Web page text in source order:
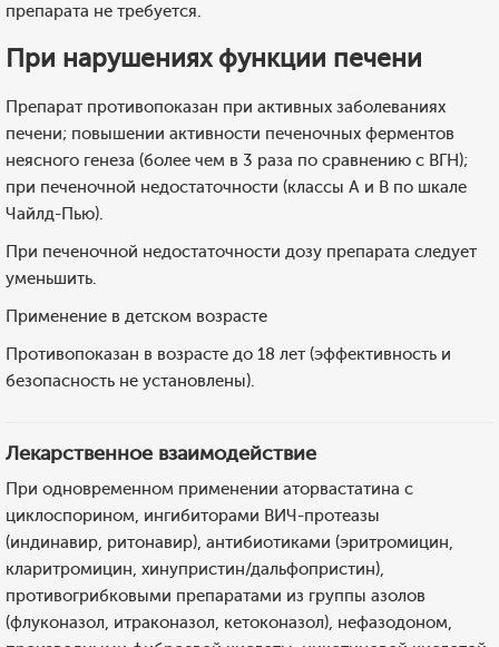
препарата не требуется.
При нарушениях функции печени
Препарат противопоказан при активных заболеваниях
печени; повышении активности печеночных ферментов
неясного генеза (более чем в 3 раза по сравнению с ВГН);
при печеночной недостаточности (классы А и В по шкале
Чайлд-Пью).
При печеночной недостаточности дозу препарата следует
уменьшить.
Применение в детском возрасте
Противопоказан в возрасте до 18 лет (эффективность и
безопасность не установлены).
Лекарственное взаимодействие
При одновременном применении аторвастатина с
циклоспорином, ингибиторами ВИЧ-протеазы
(индинавир, ритонавир), антибиотиками (эритромицин,
кларитромицин, хинупристин/дальфопристин),
противогрибковыми препаратами из группы азолов
(флуконазол, итраконазол, кетоконазол), нефазодоном,